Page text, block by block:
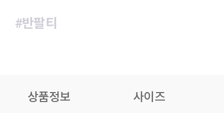
#반팔티
상품정보 사이즈